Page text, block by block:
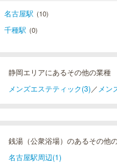
名古屋駅 (10)
千種駅 (0)
静岡エリアにあるその他の業種
メンズエステティック(3) ／ メン
銭湯（公衆浴場）のあるその他
名古屋駅周辺(1)